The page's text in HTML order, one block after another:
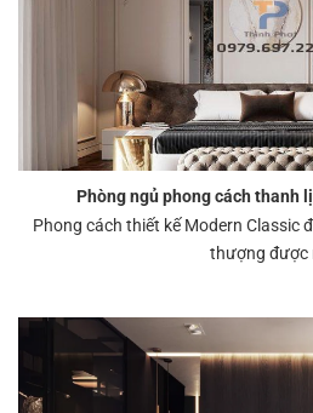
Phòng ngủ phong cách thanh
Phong cách thiết kế Modern Classic
thượng được